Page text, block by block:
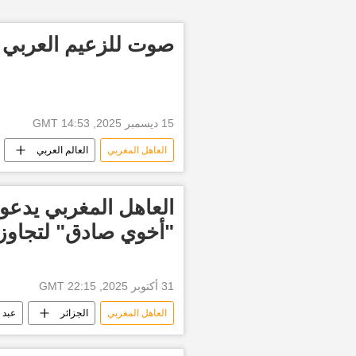
صوت للزعيم العربي
15 ديسمبر 2025, 14:53 GMT
العاهل المغربي العالم العربي
أخبار الإمارات العربية المتحدة
قطر الجزائر
العراق استطلاعات الرأي
العاهل المغربي
"أخوي صادق" لتجاوز
31 أكتوبر 2025, 22:15 GMT
العاهل المغربي الجزائر عبد